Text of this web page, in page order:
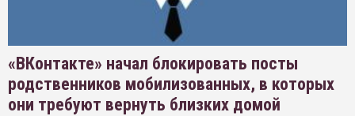
«ВКонтакте» начал блокировать посты
родственников мобилизованных, в которых
они требуют вернуть близких домой